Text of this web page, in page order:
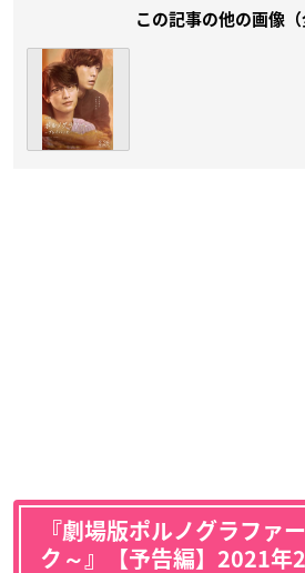
この記事の他の画像（
『劇場版ポルノグラファ
ク～』【予告編】2021年